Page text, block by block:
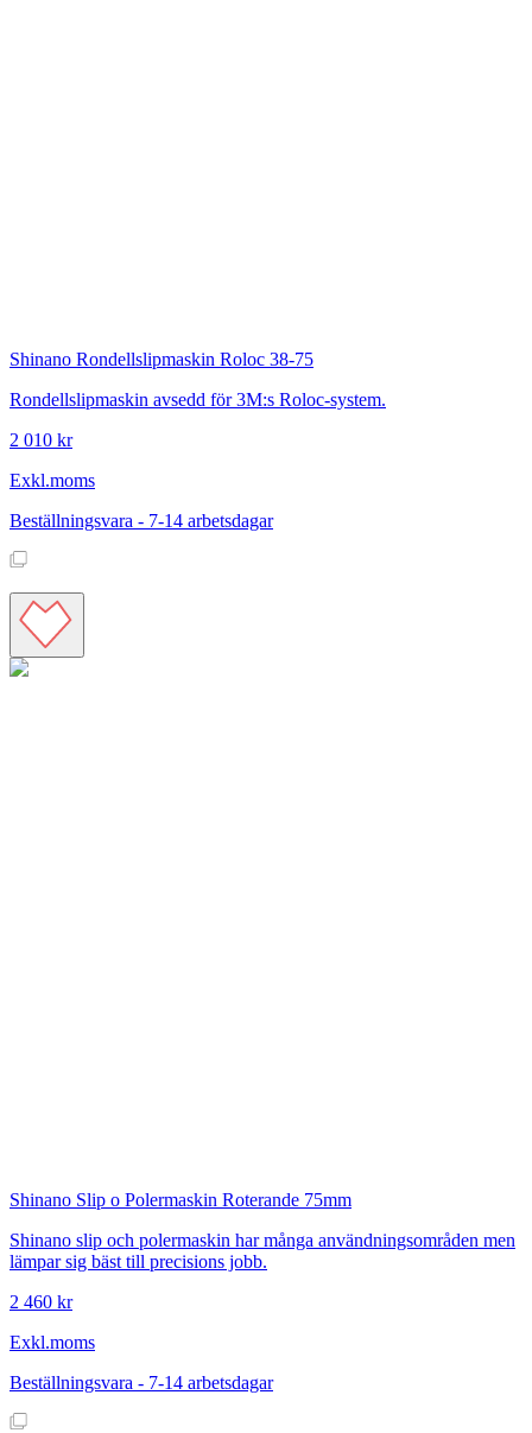
Shinano Rondellslipmaskin Roloc 38-75
Rondellslipmaskin avsedd för 3M:s Roloc-system.
2 010 kr
Exkl.moms
Beställningsvara - 7-14 arbetsdagar
Shinano Slip o Polermaskin Roterande 75mm
Shinano slip och polermaskin har många användningsområden men
lämpar sig bäst till precisions jobb.
2 460 kr
Exkl.moms
Beställningsvara - 7-14 arbetsdagar